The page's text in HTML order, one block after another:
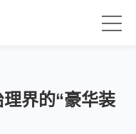
界的“豪华装